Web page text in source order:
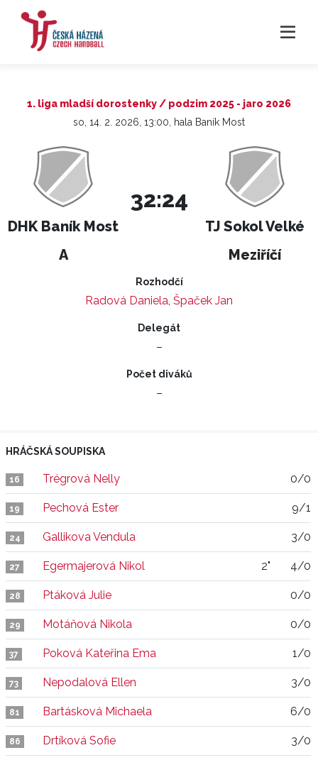
1. liga mladší dorostenky / podzim 2025 - jaro 2026
so, 14. 2. 2026, 13:00, hala Baník Most
DHK Baník Most
A
32:24
TJ Sokol Velké
Meziříčí
Rozhodčí
Radová Daniela, Špaček Jan
Delegát
–
Počet diváků
–
HRÁČSKÁ SOUPISKA
16 Trégrová Nelly 0/0
19 Pechová Ester 9/1
24 Gallikova Vendula 3/0
27 Egermajerová Nikol 2" 4/0
28 Ptáková Julie 0/0
29 Motáňová Nikola 0/0
37 Poková Kateřina Ema 1/0
73 Nepodalová Ellen 3/0
81 Bartásková Michaela 6/0
86 Drtíková Sofie 3/0